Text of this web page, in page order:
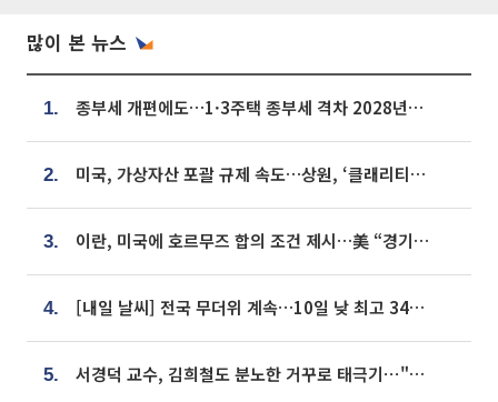
많이 본 뉴스
1. 종부세 개편에도…1·3주택 종부세 격차 2028년부터 확대
2. 미국, 가상자산 포괄 규제 속도…상원, ‘클래리티법’ 9월 절차투표 추진
3. 이란, 미국에 호르무즈 합의 조건 제시…美 “경기 아직 안 끝나” [종합]
4. [내일 날씨] 전국 무더위 계속…10일 낮 최고 34도 육박
5. 서경덕 교수, 김희철도 분노한 거꾸로 태극기⋯"엉터리는 아냐, 아쉬울 뿐"